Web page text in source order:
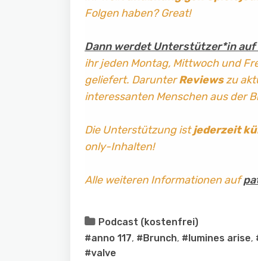
Folgen haben? Great!
Dann werdet Unterstützer*in auf
ihr jeden Montag, Mittwoch und
geliefert. DarunterReviewszu
interessanten Menschen aus der
Die Unterstützung istjederzeit
only-Inhalten!
Alle weiteren Informationen auf
Podcast (kostenfrei)
#anno 117, #Brunch, #lumines arise,
#valve